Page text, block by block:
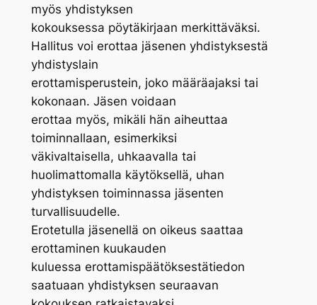
myös yhdistyksen
kokouksessa pöytäkirjaan merkittäväksi.
Hallitus voi erottaa jäsenen yhdistyksestä
yhdistyslain
erottamisperustein, joko määräajaksi tai
kokonaan. Jäsen voidaan
erottaa myös, mikäli hän aiheuttaa
toiminnallaan, esimerkiksi
väkivaltaisella, uhkaavalla tai
huolimattomalla käytöksellä, uhan
yhdistyksen toiminnassa jäsenten
turvallisuudelle.
Erotetulla jäsenellä on oikeus saattaa
erottaminen kuukauden
kuluessa erottamispäätöksestätiedon
saatuaan yhdistyksen seuraavan